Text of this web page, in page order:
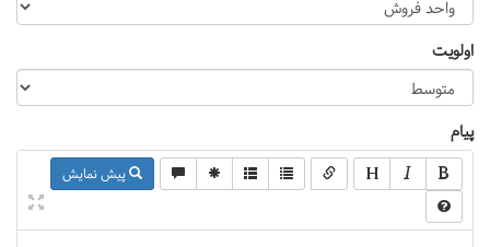
اولویت
پیام
پیش نمایش